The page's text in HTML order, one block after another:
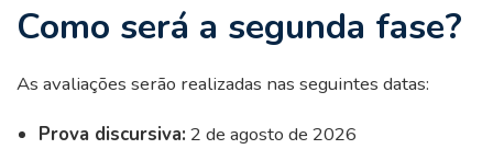
Como será a segunda fase?
As avaliações serão realizadas nas seguintes datas:
Prova discursiva: 2 de agosto de 2026